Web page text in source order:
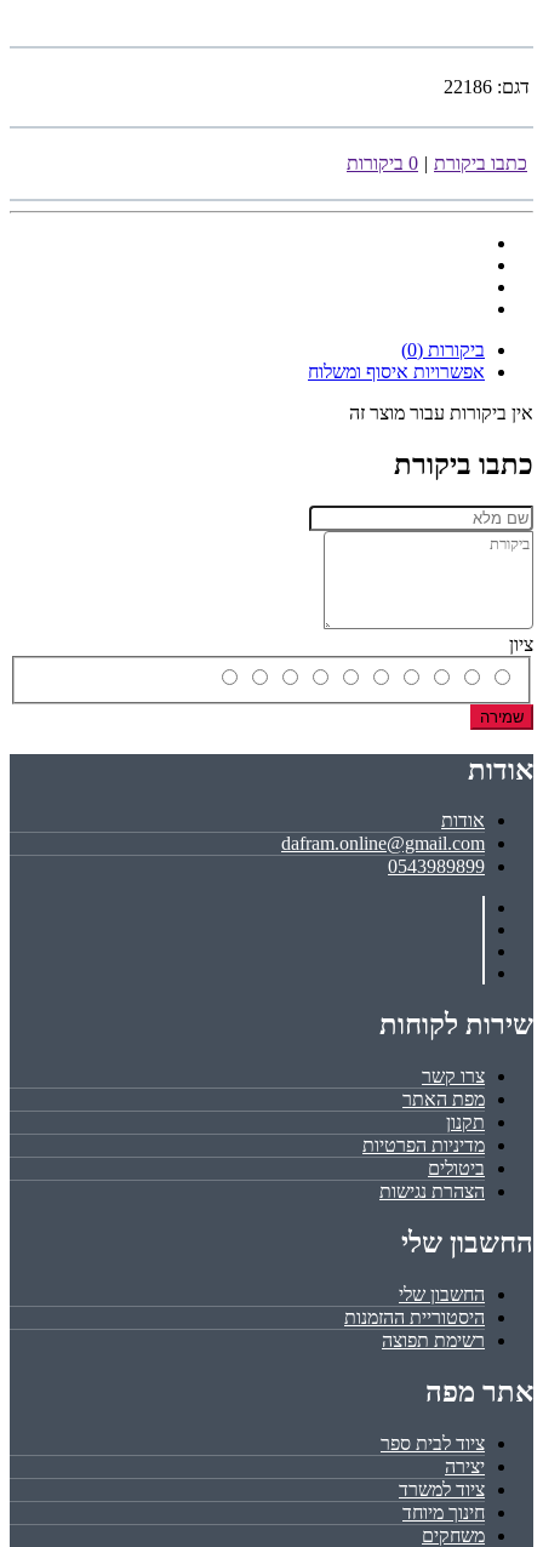
דגם: 22186
כתבו ביקורת | 0 ביקורות
ביקורות (0)
אפשרויות איסוף ומשלוח
אין ביקורות עבור מוצר זה
כתבו ביקורת
ציון
שמירה
אודות
אודות
dafram.online@gmail.com
0543989899
שירות לקוחות
צרו קשר
מפת האתר
תקנון
מדיניות הפרטיות
ביטולים
הצהרת נגישות
החשבון שלי
החשבון שלי
היסטוריית ההזמנות
רשימת תפוצה
אתר מפה
ציוד לבית ספר
יצירה
ציוד למשרד
חינוך מיוחד
משחקים